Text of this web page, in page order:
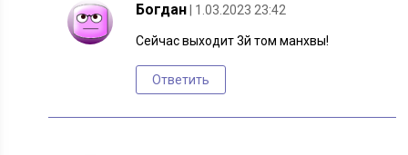
Богдан | 1.03.2023 23:42
Сейчас выходит 3й том манхвы!
Ответить